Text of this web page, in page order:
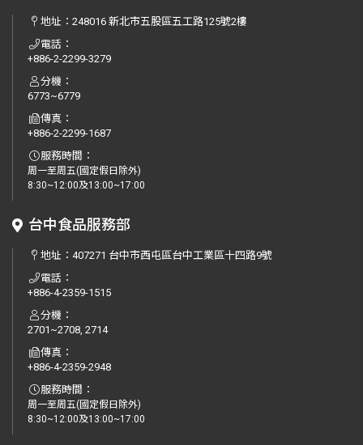
地址：248016 新北市五股區五工路125號2樓
電話：
+886-2-2299-3279
分機：
6773~6779
傳真：
+886-2-2299-1687
服務時間：
周一至周五(國定假日除外)
8:30~12:00及13:00~17:00
台中食品服務部
地址：407271 台中市西屯區台中工業區十四路9號
電話：
+886-4-2359-1515
分機：
2701~2708, 2714
傳真：
+886-4-2359-2948
服務時間：
周一至周五(國定假日除外)
8:30~12:00及13:00~17:00